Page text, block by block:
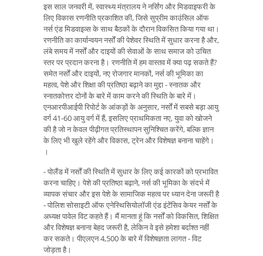
इस साल जनवरी में, स्वास्थ्य मंत्रालय ने नर्सिंग और मिडवाइफरी के
लिए विकास रणनीति प्रकाशित की, जिसे सुप्रीम काउंसिल ऑफ
नर्स एंड मिडवाइव्स के साथ बैठकों के दौरान विकसित किया गया था।
रणनीति का कार्यान्वयन नर्सों की पेशेवर स्थिति में सुधार करना है और,
लंबे समय में नर्सों और दाइयों की सेवाओं के साथ समाज को उचित
स्तर पर प्रदान करना है। रणनीति में हम वास्तव में क्या पढ़ सकते हैं?
समेत नर्सों और दाइयों, नए रोजगार मानकों, नर्स की भूमिका का
महत्व, पेशे और शिक्षा की प्रतिष्ठा बढ़ाने का मुद्दा - स्नातक और
स्नातकोत्तर दोनों के बारे में काम करने की स्थिति के बारे में।
एनआरपीआईपी रिपोर्ट के आंकड़ों के अनुसार, नर्सों में सबसे बड़ा आयु
वर्ग 41-60 आयु वर्ग में हैं, इसलिए प्राथमिकता नए, युवा को खोजने
की है जो न केवल पीढ़ीगत प्रतिस्थापन सुनिश्चित करेंगे, बल्कि ज्ञान
के लिए भी खुले रहेंगे और विकास, ट्रेन और विशेषज्ञ बनाना चाहेंगे।
।
- पोलैंड में नर्सों की स्थिति में सुधार के लिए कई कारकों को प्रभावित
करना चाहिए। पेशे की प्रतिष्ठा बढ़ाने, नर्स की भूमिका के संदर्भ में
व्यापक संचार और इस पेशे के सामाजिक महत्व पर ध्यान देना जरूरी है
- पोलिश सोसाइटी ऑफ एनेस्थिसियोलॉजी एंड इंटेंसिव केयर नर्सों के
अध्यक्ष पावेल विट कहते हैं। मैं मानता हूं कि नर्सों को विकसित, शिक्षित
और विशेषज्ञ बनाना बेहद जरूरी है, लेकिन वे इसे हमेशा बर्दाश्त नहीं
कर सकते। पीएलएन 4,500 के बारे में विशेषज्ञता लागत - विट
जोड़ता है।